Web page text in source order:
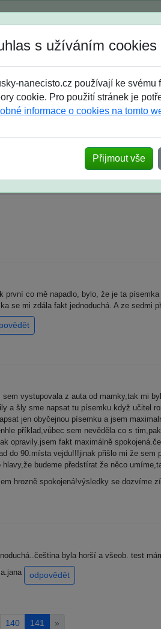
Jak si
9. třída střední maturanti
Vaše ohlasy po
s užíváním cookies
nanecisto.cz používají ke svému
cookie. Pro použití stránek je
informace o cookies na tomto
Přijmout vše
první co mě napadlo, bylo, že je ta
se mi zdála fakt jednoduchá. A ze
vystupovala z auta od mamky,tak mi
a šly sme napsat tu písemku.když učitel
jen obyčejnou písemku a jsem
příklad,vůbec sem nevěděla co s
opravily.jsem fakt maximálně
do 90.místa vejdu!!!jinak přišlo mi že
budeme předstírat že něco
hrozně spokojená!výsledky se dozvíme
byla horší a všeob. test
odpovědět
140 141 »